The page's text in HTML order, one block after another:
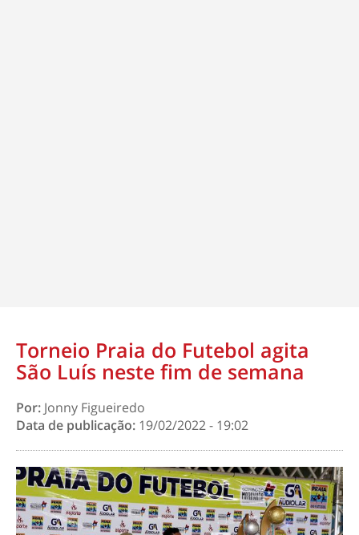
Torneio Praia do Futebol agita
São Luís neste fim de semana
Por: Jonny Figueiredo
Data de publicação: 19/02/2022 - 19:02